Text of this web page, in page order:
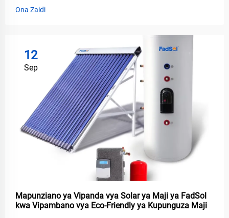
Ona Zaidi
12
Sep
Mapunziano ya Vipanda vya Solar ya Maji ya FadSol
kwa Vipambano vya Eco-Friendly ya Kupunguza Maji